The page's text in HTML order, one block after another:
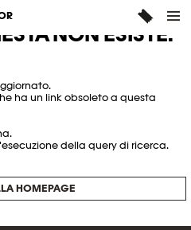
NON ESISTE.
ha un link obsoleto a questa
della query di ricerca.
HOMEPAGE